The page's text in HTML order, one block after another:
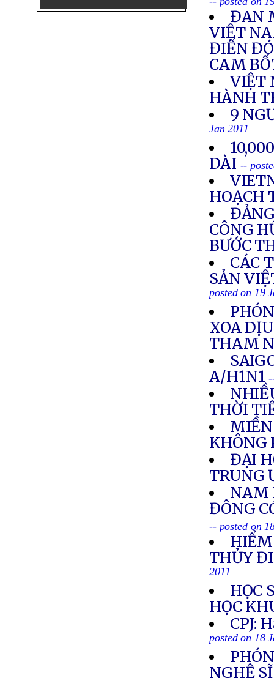
ĐAN
VIỆT
ĐIỂN
CAM
VIỆT
HÀNH
9
Jan 2011
DÀI --
HOẠCH
CÔNG
BƯỚC
CÁC
SẢN
posted on 19
XOA
THAM
A/H1N1
THỜI
ĐẠI
TRUNG
NAM
ĐÔNG
-- posted on
THỦY
2011
HỌC
HỌC
CPJ:
posted on 18
NGHỆ